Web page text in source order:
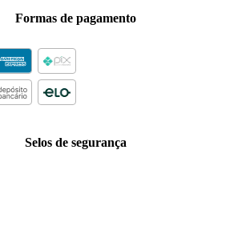
Formas de pagamento
Selos de segurança